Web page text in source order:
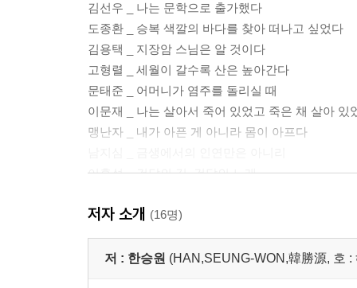
김선우 _ 나는 문학으로 출가했다
도종환 _ 승복 색깔의 바다를 찾아 떠나고 싶었다
김용택 _ 지장암 스님은 알 것이다
고형렬 _ 세월이 갈수록 산은 높아간다
문태준 _ 어머니가 염주를 돌리실 때
이문재 _ 나는 살아서 죽어 있었고 죽은 채 살아 있
맹난자 _ 내가 아픈 게 아니라 몸이 아프다
이홍섭 _ 건달의 길, 건달의 노래
정찬주 _ 세상에 살되 물들지 말라
송수권 _ 길과의 만남
최동호 _ 팔달산 대승원의 계수나무
저자 소개 (16명)
저 : 한승원 (HAN,SEUNG-WON,韓勝源, 호 :